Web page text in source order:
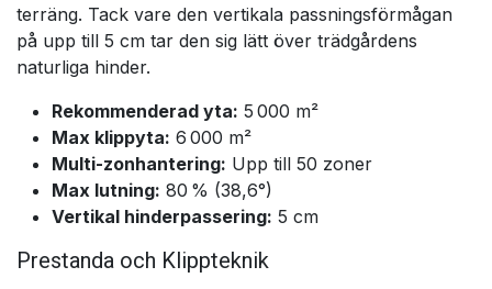
terräng. Tack vare den vertikala passningsförmågan
på upp till 5 cm tar den sig lätt över trädgårdens
naturliga hinder.
Rekommenderad yta: 5 000 m²
Max klippyta: 6 000 m²
Multi-zonhantering: Upp till 50 zoner
Max lutning: 80 % (38,6°)
Vertikal hinderpassering: 5 cm
Prestanda och Klippteknik